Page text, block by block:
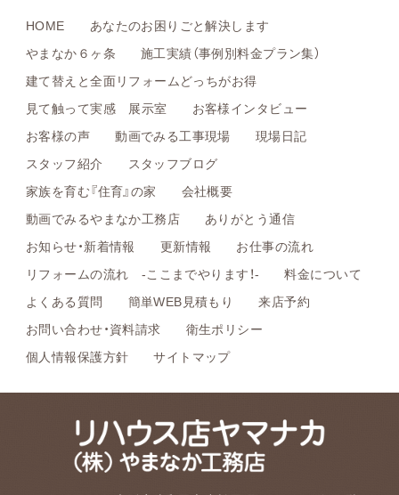
HOME
あなたのお困りごと解決します
やまなか６ヶ条
施工実績（事例別料金プラン集）
建て替えと全面リフォームどっちがお得
見て触って実感 展示室
お客様インタビュー
お客様の声
動画でみる工事現場
現場日記
スタッフ紹介
スタッフブログ
家族を育む『住育』の家
会社概要
動画でみるやまなか工務店
ありがとう通信
お知らせ・新着情報
更新情報
お仕事の流れ
リフォームの流れ -ここまでやります！-
料金について
よくある質問
簡単WEB見積もり
来店予約
お問い合わせ・資料請求
衛生ポリシー
個人情報保護方針
サイトマップ